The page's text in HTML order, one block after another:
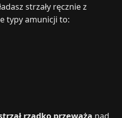
strzały ręcznie z
typy amunicji to: